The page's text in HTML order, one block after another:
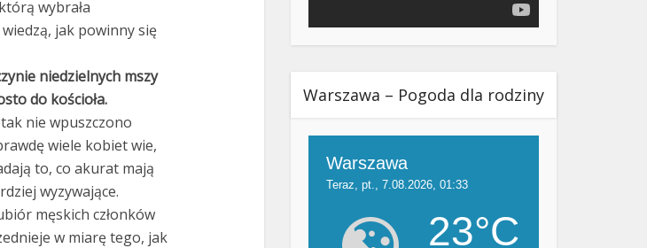
którą wybrała
jak powinny się
niedzielnych mszy
do kościoła.
nie wpuszczono
wiele kobiet wie,
to, co akurat mają
wyzywające.
męskich członków
w miarę tego, jak
Warszawa – Pogoda dla rodziny